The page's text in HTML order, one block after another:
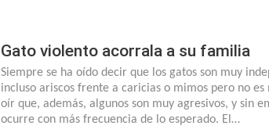
Gato violento acorrala a su familia
Siempre se ha oído decir que los gatos son muy
incluso ariscos frente a caricias o mimos pero no es
oír que, además, algunos son muy agresivos, y sin
ocurre con más frecuencia de lo esperado. El…